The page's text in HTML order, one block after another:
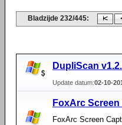
Bladzijde 232/445:
DupliScan
Update datum:02-10-
FoxArc
FoxArc Screen